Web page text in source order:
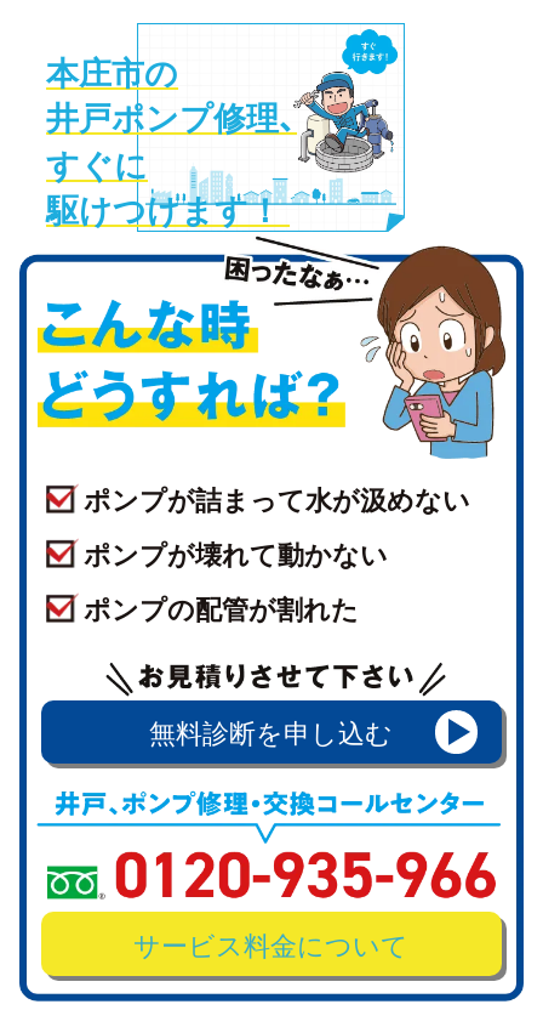
本庄市の
井戸ポンプ修理、
すぐに
駆けつけます！
ポンプが詰まって水が汲めない
ポンプが壊れて動かない
ポンプの配管が割れた
無料診断を申し込む
サービス料金について